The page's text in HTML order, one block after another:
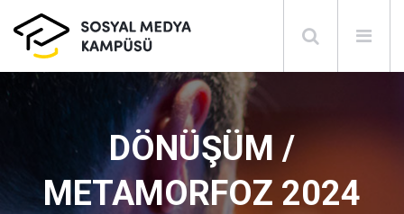
DÖNÜŞÜM /
METAMORFOZ 2024